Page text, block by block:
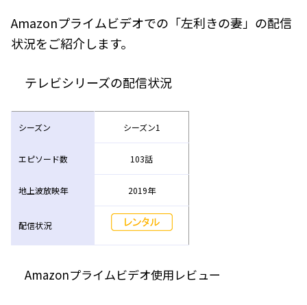
Amazonプライムビデオでの「左利きの妻」の配信
状況をご紹介します。
テレビシリーズの配信状況
シーズン シーズン1
エピソード数 103話
地上波放映年 2019年
配信状況
Amazonプライムビデオ使用レビュー